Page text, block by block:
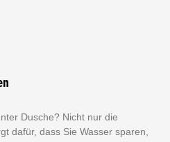
Dusche? Nicht nur die
dafür, dass Sie Wasser sparen,